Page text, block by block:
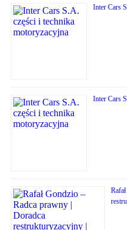
Inter Cars
Inter Cars